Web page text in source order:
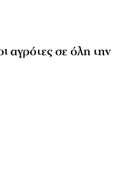
αγρότες σε όλη την